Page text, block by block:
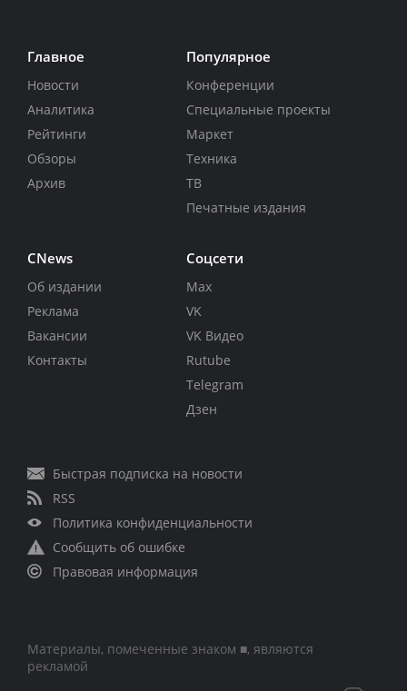
Главное
Новости
Аналитика
Рейтинги
Обзоры
Архив
Популярное
Конференции
Специальные проекты
Маркет
Техника
ТВ
Печатные издания
CNews
Об издании
Реклама
Вакансии
Контакты
Соцсети
Max
VK
VK Видео
Rutube
Telegram
Дзен
Быстрая подписка на новости
RSS
Политика конфиденциальности
Сообщить об ошибке
Правовая информация
Материалы, помеченные знаком ■, являются
рекламой